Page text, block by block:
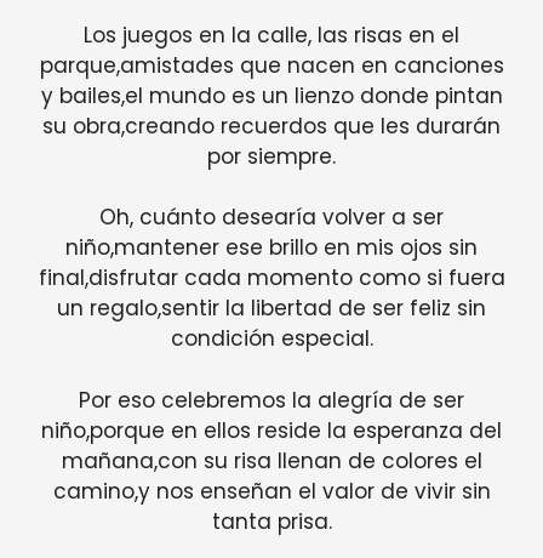
Los juegos en la calle, las risas en el
parque,amistades que nacen en canciones
y bailes,el mundo es un lienzo donde pintan
su obra,creando recuerdos que les durarán
por siempre.
Oh, cuánto desearía volver a ser
niño,mantener ese brillo en mis ojos sin
final,disfrutar cada momento como si fuera
un regalo,sentir la libertad de ser feliz sin
condición especial.
Por eso celebremos la alegría de ser
niño,porque en ellos reside la esperanza del
mañana,con su risa llenan de colores el
camino,y nos enseñan el valor de vivir sin
tanta prisa.